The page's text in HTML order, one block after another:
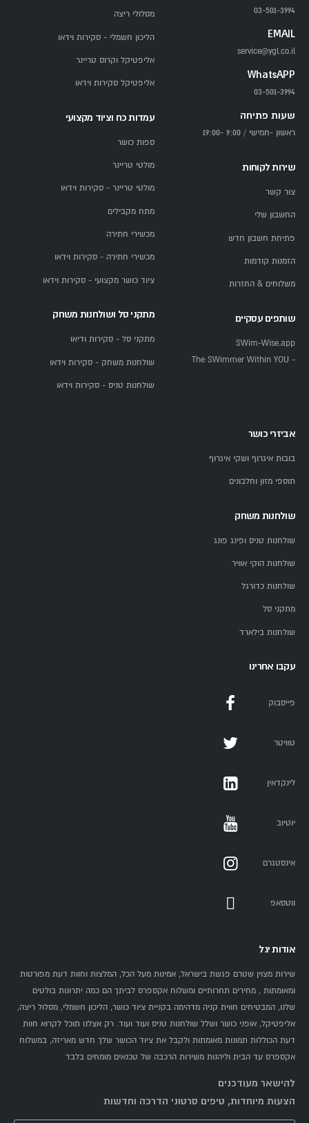
03-501-3994
EMAIL
service@ygl.co.il
WhatsAPP
03-501-3994
שעות פתיחה
ראשון -חמישי / 9:00 -19:00
שירות לקוחות
צור קשר
החשבון שלי
פתיחת חשבון חדש
הזמנות קודמות
משלוחים & החזרות
שותפים עסקיים
SWim-Wise.app
- The SWimmer Within YOU
מסלולי ריצה
הליכון חשמלי - סקירות וידאו
אליפטיקל וקרוס טריינר
אליפטיקל סקירות וידאו
עמדות כח וציוד מקצועי
ספות כושר
מולטי טריינר
מולטי טריינר - סקירות וידאו
מתח מקבילים
מכשירי חתירה
מכשירי חתירה - סקירות וידאו
ציוד כושר מקצועי - סקירות וידאו
מתקני סל ושולחנות משחק
מתקני סל - סקירות ודיאו
שולחנות משחק - סקירות וידאו
שולחנות טניס - סקירות וידאו
אביזרי כושר
בובות איגרוף ושקי איגרוף
תוספי מזון וחלבונים
שולחנות משחק
שולחנות טניס ופינג פונג
שולחנות הוקי אוויר
שולחנות כדורגל
מתקני סל
שולחנות בילארד
עקבו אחרינו
פייסבוק
טוויטר
לינקדאין
יוטיוב
אינסטגרם
ווטסאפ
אודות יגל
שירות מצוין שטרם פגשת בישראל, אמינות מעל הכל, המלצות וחוות דעת מפורטות
ומאומתות , מחירים תחרותיים ומשלוח אקספרס לביתך הם כמה יתרונות בולטים
שלנו, המבטיחים חווית קניה מדהימה בקניית ציוד כושר, הליכון חשמלי, מסלול ריצה,
אליפטיקל, אופני כושר ושלל שולחנות טניס ועוד ועוד. רק אצלנו תוכל לקרוא חוות
דעת הכוללות תמונות מאומתות ולקבל את ציוד הכושר שלך חדש מאריזה, במשלוח
אקספרס עד הבית וליהנות משירות הרכבה של טכנאים מומחים בלבד
להישאר מעודכנים
הצעות מיוחדות, טיפים סרטוני הדרכה וחדשות